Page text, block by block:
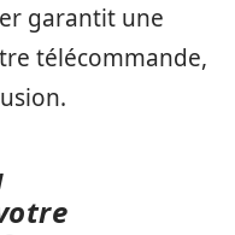
garantit une
télécommande,